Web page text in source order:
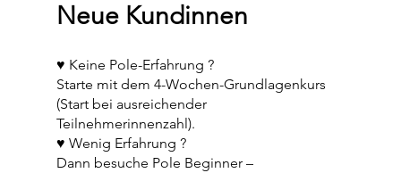
Neue Kundinnen
♥︎ Keine Pole-Erfahrung ?
Starte mit dem 4-Wochen-Grundlagenkurs
(Start bei ausreichender
Teilnehmerinnenzahl).
♥︎ Wenig Erfahrung ?
Dann besuche Pole Beginner –